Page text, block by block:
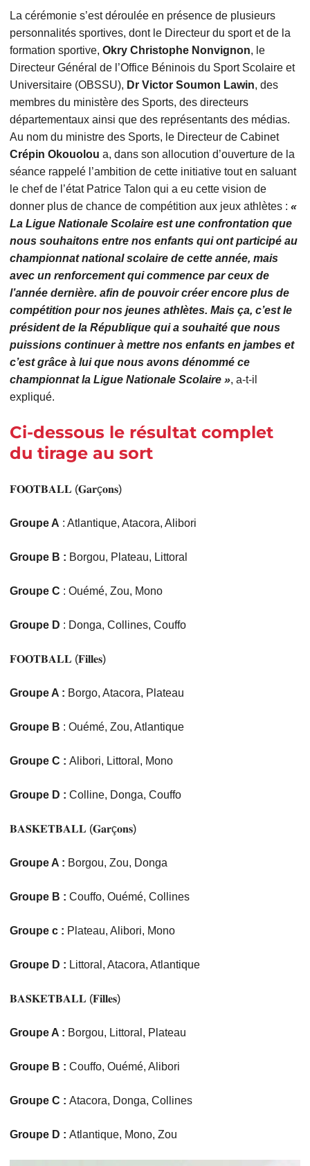
La cérémonie s’est déroulée en présence de plusieurs
personnalités sportives, dont le Directeur du sport et de la
formation sportive, Okry Christophe Nonvignon, le
Directeur Général de l’Office Béninois du Sport Scolaire et
Universitaire (OBSSU), Dr Victor Soumon Lawin, des
membres du ministère des Sports, des directeurs
départementaux ainsi que des représentants des médias.
Au nom du ministre des Sports, le Directeur de Cabinet
Crépin Okouolou a, dans son allocution d’ouverture de la
séance rappelé l’ambition de cette initiative tout en saluant
le chef de l’état Patrice Talon qui a eu cette vision de
donner plus de chance de compétition aux jeux athlètes : «
La Ligue Nationale Scolaire est une confrontation que
nous souhaitons entre nos enfants qui ont participé au
championnat national scolaire de cette année, mais
avec un renforcement qui commence par ceux de
l’année dernière. afin de pouvoir créer encore plus de
compétition pour nos jeunes athlètes. Mais ça, c’est le
président de la République qui a souhaité que nous
puissions continuer à mettre nos enfants en jambes et
c’est grâce à lui que nous avons dénommé ce
championnat la Ligue Nationale Scolaire », a-t-il
expliqué.
Ci-dessous le résultat complet
du tirage au sort
𝐅𝐎𝐎𝐓𝐁𝐀𝐋𝐋 (𝐆𝐚𝐫ç𝐨𝐧𝐬)
Groupe A : Atlantique, Atacora, Alibori
Groupe B : Borgou, Plateau, Littoral
Groupe C : Ouémé, Zou, Mono
Groupe D : Donga, Collines, Couffo
𝐅𝐎𝐎𝐓𝐁𝐀𝐋𝐋 (𝐅𝐢𝐥𝐥𝐞𝐬)
Groupe A : Borgo, Atacora, Plateau
Groupe B : Ouémé, Zou, Atlantique
Groupe C : Alibori, Littoral, Mono
Groupe D : Colline, Donga, Couffo
𝐁𝐀𝐒𝐊𝐄𝐓𝐁𝐀𝐋𝐋 (𝐆𝐚𝐫ç𝐨𝐧𝐬)
Groupe A : Borgou, Zou, Donga
Groupe B : Couffo, Ouémé, Collines
Groupe c : Plateau, Alibori, Mono
Groupe D : Littoral, Atacora, Atlantique
𝐁𝐀𝐒𝐊𝐄𝐓𝐁𝐀𝐋𝐋 (𝐅𝐢𝐥𝐥𝐞𝐬)
Groupe A : Borgou, Littoral, Plateau
Groupe B : Couffo, Ouémé, Alibori
Groupe C : Atacora, Donga, Collines
Groupe D : Atlantique, Mono, Zou